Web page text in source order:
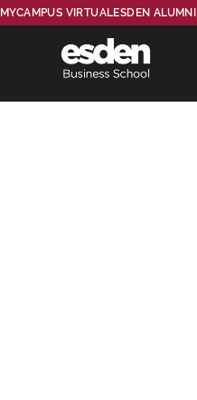
MYCAMPUS VIRTUALESDEN ALUMNI